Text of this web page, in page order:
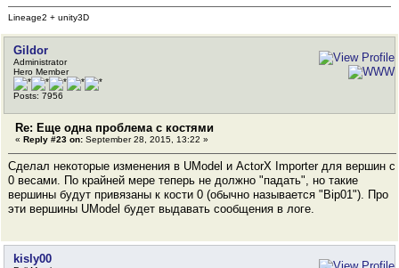
Lineage2 + unity3D
Gildor
Administrator
Hero Member
Posts: 7956
Re: Еще одна проблема с костями
« Reply #23 on: September 28, 2015, 13:22 »
Сделал некоторые изменения в UModel и ActorX Importer для вершин с
0 весами. По крайней мере теперь не должно "падать", но такие
вершины будут привязаны к кости 0 (обычно называется "Bip01"). Про
эти вершины UModel будет выдавать сообщения в логе.
kisly00